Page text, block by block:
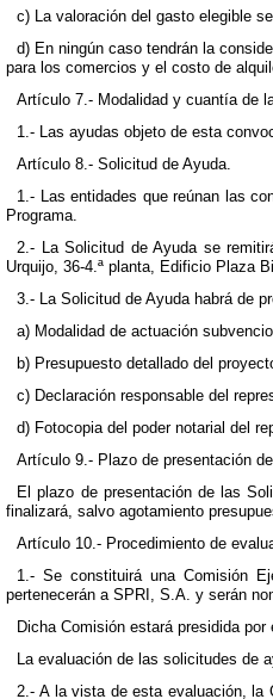
c) La valoración del gasto elegible
d) En ningún caso tendrán la
para los comercios y el costo de
Artículo 7.- Modalidad y cuantía de
1.- Las ayudas objeto de esta
Artículo 8.- Solicitud de Ayuda.
1.- Las entidades que reúnan las
Programa.
2.- La Solicitud de Ayuda se
Urquijo, 36-4.ª planta, Edificio Plaza
3.- La Solicitud de Ayuda habrá de
a) Modalidad de actuación
b) Presupuesto detallado del
c) Declaración responsable del
d) Fotocopia del poder notarial del
Artículo 9.- Plazo de presentación
El plazo de presentación de las
finalizará, salvo agotamiento
Artículo 10.- Procedimiento de
1.- Se constituirá una Comisión
pertenecerán a SPRI, S.A. y serán
Dicha Comisión estará presidida
La evaluación de las solicitudes de
2.- A la vista de esta evaluación, la